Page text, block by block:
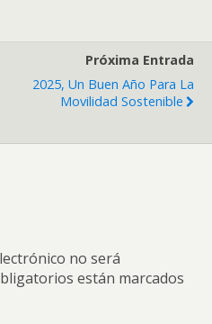
Próxima Entrada
2025, Un Buen Año Para La
Movilidad Sostenible
no será
están marcados